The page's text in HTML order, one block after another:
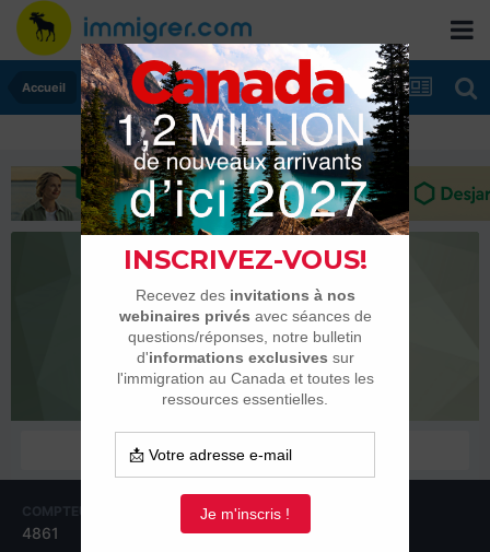
Accueil
tohonu
Habitués
COMPTEUR DE CONTENUS
4861
INSCRIPTION
15 avril 2008